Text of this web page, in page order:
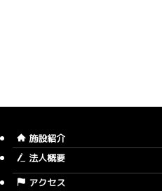
施設紹介
法人概要
アクセス